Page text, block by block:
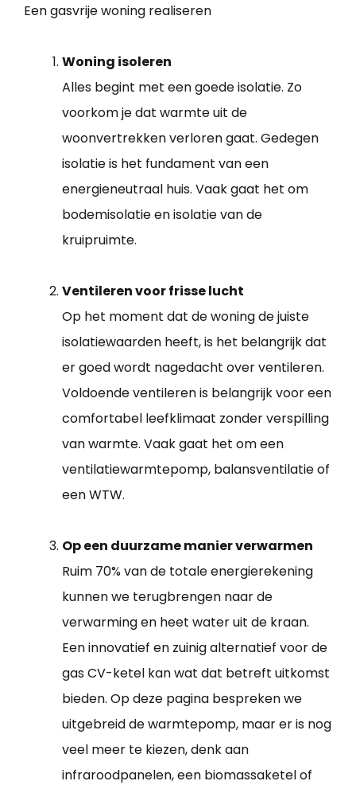
Een gasvrije woning realiseren
Woning isoleren
Alles begint met een goede isolatie. Zo
voorkom je dat warmte uit de
woonvertrekken verloren gaat. Gedegen
isolatie is het fundament van een
energieneutraal huis. Vaak gaat het om
bodemisolatie en isolatie van de
kruipruimte.
Ventileren voor frisse lucht
Op het moment dat de woning de juiste
isolatiewaarden heeft, is het belangrijk dat
er goed wordt nagedacht over ventileren.
Voldoende ventileren is belangrijk voor een
comfortabel leefklimaat zonder verspilling
van warmte. Vaak gaat het om een
ventilatiewarmtepomp, balansventilatie of
een WTW.
Op een duurzame manier verwarmen
Ruim 70% van de totale energierekening
kunnen we terugbrengen naar de
verwarming en heet water uit de kraan.
Een innovatief en zuinig alternatief voor de
gas CV-ketel kan wat dat betreft uitkomst
bieden. Op deze pagina bespreken we
uitgebreid de warmtepomp, maar er is nog
veel meer te kiezen, denk aan
infraroodpanelen, een biomassaketel of